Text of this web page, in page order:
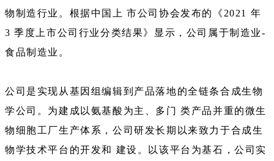
物制造行业。根据中国上 市公司协会发布的《2021 年
3 季度上市公司行业分类结果》显示，公司属于制造业-
食品制造业。
公司是实现从基因组编辑到产品落地的全链条合成生物
学公司。为建成以氨基酸为主、多门 类产品并重的微生
物细胞工厂生产体系，公司研发长期以来致力于合成生
物学技术平台的开发和 建设。以该平台为基石，公司实